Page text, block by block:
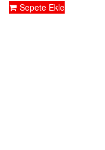
Sepete Ekle